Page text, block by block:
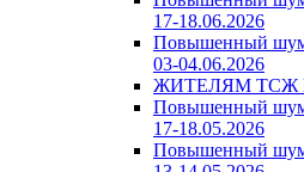
17-18.06.2026
Повышенный шум
03-04.06.2026
ЖИТЕЛЯМ ТСЖ
Повышенный шум
17-18.05.2026
Повышенный шум